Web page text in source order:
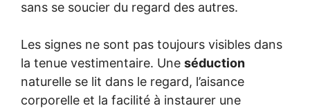
sans se soucier du regard des autres.
Les signes ne sont pas toujours visibles dans
la tenue vestimentaire. Une séduction
naturelle se lit dans le regard, l’aisance
corporelle et la facilité à instaurer une